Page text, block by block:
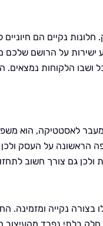
נקיים הם חיוניים
על הרושם שלכם
הלקוחות נמצאים.
לאסטטיקה, הוא
הראשונה על העסק
ולכן גם צורך חשוב
בצורה נקייה ומזמינה.
בלתי נפרד מהעיצוב